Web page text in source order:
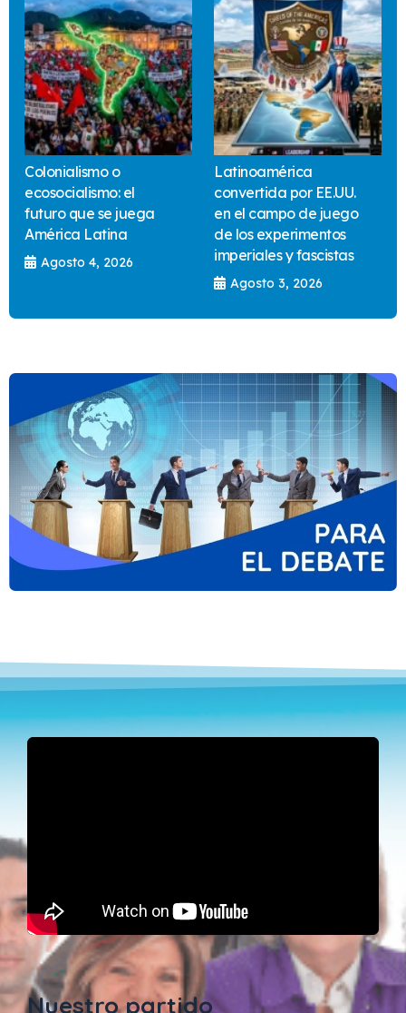
Colonialismo o
ecosocialismo: el
futuro que se juega
América Latina
Agosto 4, 2026
Latinoamérica
convertida por EE.UU.
en el campo de juego
de los experimentos
imperiales y fascistas
Agosto 3, 2026
Nuestro partido